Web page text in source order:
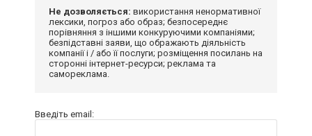
Не дозволяється: використання ненормативної
лексики, погроз або образ; безпосереднє
порівняння з іншими конкуруючими компаніями;
безпідставні заяви, що ображають діяльність
компанії і / або її послуги; розміщення посилань на
сторонні інтернет-ресурси; реклама та
самореклама.
Введіть email: